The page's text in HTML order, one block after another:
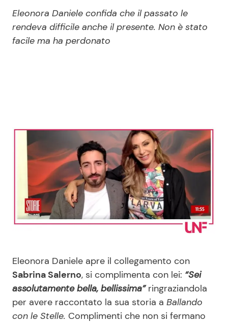
Politica Reality e Talent
News Musica
News Spettacolo
Benessere
Casa
Mondo Mamma
News benessere
Cucina e Ricette
Consigli di Cucina
Le Ricette in TV
Primi Piatti
Eleonora Daniele confida che il passato le
rendeva difficile anche il presente. Non è stato
facile ma ha perdonato
Eleonora Daniele apre il collegamento con
Sabrina Salerno, si complimenta con lei: “Sei
assolutamente bella, bellissima”ringraziandola
per avere raccontato la sua storia a Ballando
con le Stelle. Complimenti che non si fermano